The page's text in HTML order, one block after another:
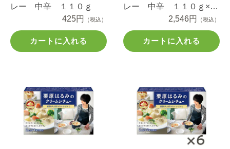
レー 中辛 １１０ｇ
425円
（税込）
カートに入れる
レー 中辛 １１０ｇ×６
2,546円 （税込）
カートに入れる